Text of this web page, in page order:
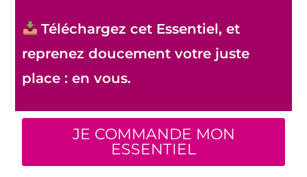
Téléchargez cet Essentiel, et
reprenez doucement votre juste
place : en vous.
JE COMMANDE MON
ESSENTIEL